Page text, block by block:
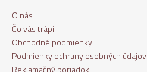
O nás
Čo vás trápi
Obchodné podmienky
Podmienky ochrany osobných údajov
Reklamačný poriadok